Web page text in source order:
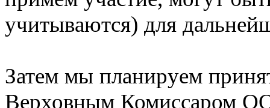
учитываются) для
Затем мы планируем
Верховным Комиссаром